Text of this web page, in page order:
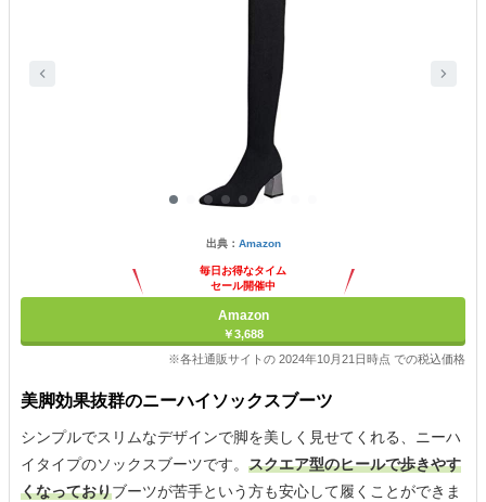
出典： Amazon
毎日お得なタイム
セール開催中
Amazon
￥3,688
※各社通販サイトの 2024年10月21日時点 での税込価格
美脚効果抜群のニーハイソックスブーツ
シンプルでスリムなデザインで脚を美しく見せてくれる、ニーハ
イタイプのソックスブーツです。 スクエア型のヒールで歩きやす
くなっておりブーツが苦手という方も安心して履くことができま